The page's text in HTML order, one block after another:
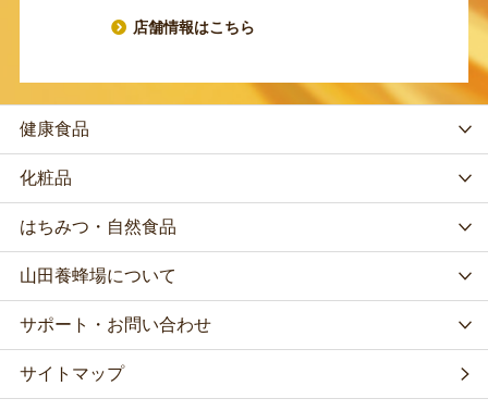
店舗情報はこちら
健康食品
化粧品
はちみつ・自然食品
山田養蜂場について
サポート・お問い合わせ
サイトマップ